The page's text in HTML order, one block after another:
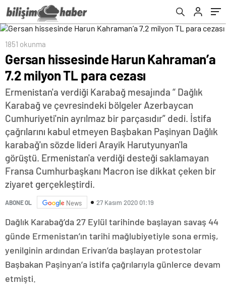
1851 okunma
Gersan hissesinde Harun Kahraman’a
7.2 milyon TL para cezası
Ermenistan'a verdiği Karabağ mesajında “ Dağlık
Karabağ ve çevresindeki bölgeler Azerbaycan
Cumhuriyeti'nin ayrılmaz bir parçasıdır” dedi. İstifa
çağrılarını kabul etmeyen Başbakan Paşinyan Dağlık
karabağ'ın sözde lideri Arayik Harutyunyan'la
görüştü. Ermenistan'a verdiği desteği saklamayan
Fransa Cumhurbaşkanı Macron ise dikkat çeken bir
ziyaret gerçekleştirdi.
ABONE OL News 27 Kasım 2020 01:19
Dağlık Karabağ’da 27 Eylül tarihinde başlayan savaş 44
günde Ermenistan’ın tarihi mağlubiyetiyle sona ermiş,
yenilginin ardından Erivan’da başlayan protestolar
Başbakan Paşinyan’a istifa çağrılarıyla günlerce devam
etmişti.